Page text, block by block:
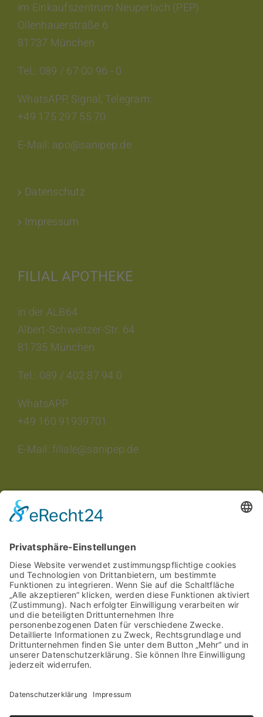
im Einkaufszentrum Neuperlach (PEP)
Ollenhauerstraße 6
81737 München
Tel.: 089 / 67 00 96 - 0
WhatsAPP, Signal, Telegram:
+49 175 297 55 70
E-Mail: apo@sanipep.de
Datenschutz
Impressum
FILIAL APOTHEKE
in der ALB64
Albert-Schweitzer-Str. 64
81735 München
Tel.: 089 / 402 87 94 0
WhatsAPP
+49 160 91939701
E-Mail: filiale@sanipep.de
INTERESSANTES
Aktuelle Angebote
Stellenangebote
saniPEP Kundenkarte
Bewerte uns